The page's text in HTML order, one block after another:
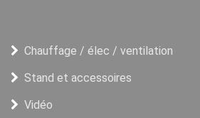
Chauffage / élec / ventilation
Stand et accessoires
Vidéo